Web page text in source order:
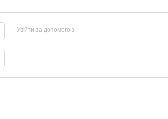
Увійти за допомогою